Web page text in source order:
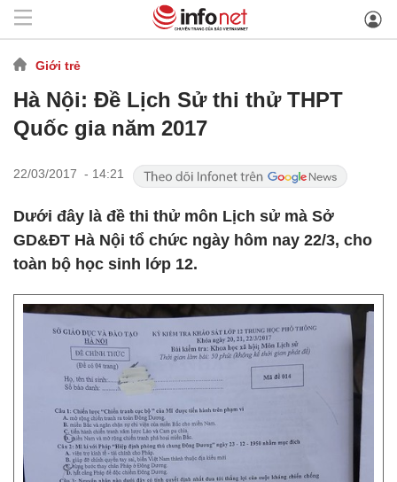
Giới trẻ
Hà Nội: Đề Lịch Sử thi thử THPT
Quốc gia năm 2017
22/03/2017 - 14:21
Dưới đây là đề thi thử môn Lịch sử mà Sở
GD&ĐT Hà Nội tổ chức ngày hôm nay 22/3, cho
toàn bộ học sinh lớp 12.